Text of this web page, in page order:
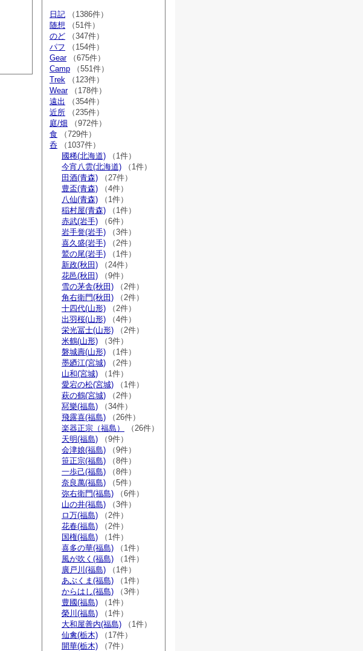
日記 （1386件）
随想 （51件）
のど （347件）
パフ （154件）
Gear（675件）
Camp （551件）
Trek （123件）
Wear（178件）
遠出
（354件）
近所 （235件）
庭/畑 （972件）
食 （729件）
呑 （1037件）
國稀(北海道) （1件）
今宵八雲(北海道) （1件）
田酒(青森) （27件）
豊盃(青森) （4件）
八仙(青森) （1件）
稲村屋(青森) （1件）
赤武(岩手) （6件）
岩手誉(岩手) （3件）
喜久盛(岩手) （2件）
鷲の尾(岩手) （1件）
新政(秋田) （24件）
花邑(秋田) （9件）
雪の茅舎(秋田) （2件）
角右衛門(秋田) （2件）
十四代(山形) （2件）
出羽桜(山形) （4件）
栄光冨士(山形) （2件）
米鶴(山形) （3件）
磐城壽(山形) （1件）
墨廼江(宮城) （2件）
山和(宮城) （1件）
愛宕の松(宮城) （1件）
萩の鶴(宮城) （2件）
冩樂(福島) （34件）
飛露喜(福島) （26件）
楽器正宗（福島）
（26件）
天明(福島) （9件）
会津娘(福島) （9件）
笹正宗(福島) （8件）
一歩己(福島) （8件）
奈良萬(福島) （5件）
弥右衛門(福島) （6件）
山の井(福島) （3件）
ロ万(福島) （2件）
花春(福島) （2件）
国権(福島) （1件）
喜多の華(福島) （1件）
風が吹く(福島) （1件）
廣戸川(福島) （1件）
あぶくま(福島) （1件）
からはし(福島) （3件）
豊國(福島) （1件）
榮川(福島) （1件）
大和屋善内(福島) （1件）
仙禽(栃木) （17件）
開華(栃木) （7件）